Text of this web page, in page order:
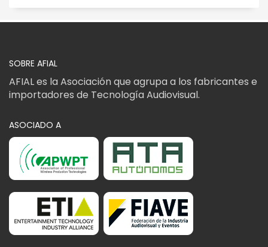
SOBRE AFIAL
AFIAL es la Asociación que agrupa a los fabricantes e
importadores de Tecnología Audiovisual.
ASOCIADO A